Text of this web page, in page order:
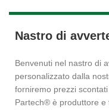
Nastro di
Benvenuti nel nastro di
personalizzato dalla
forniremo prezzi
Partech® è produttore e